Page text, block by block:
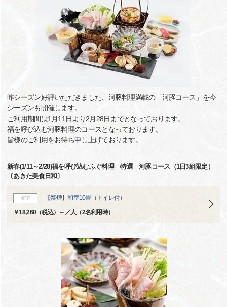
昨シーズン好評いただきました、河豚料理満載の「河豚コース」を今
シーズンも開催します。
ご利用期間は1月11日より2月28日までとなっております。
福を呼び込む河豚料理のコースとなっております。
皆様のご利用をお待ち申し上げております。
新春(1/11～2/28)福を呼び込むふぐ料理 特選 河豚コース（1日3組限定）
〔あきた美食日和〕
和室 【禁煙】和室10畳（トイレ付）
￥18,260（税込）～／人（2名利用時）